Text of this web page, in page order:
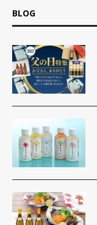
BLOG